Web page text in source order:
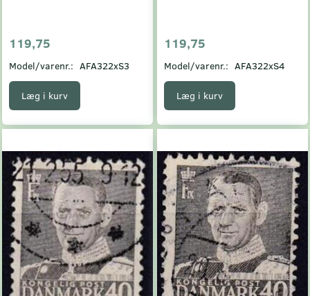
119,75
Model/varenr.: AFA322xS3
Læg i kurv
119,75
Model/varenr.: AFA322xS4
Læg i kurv